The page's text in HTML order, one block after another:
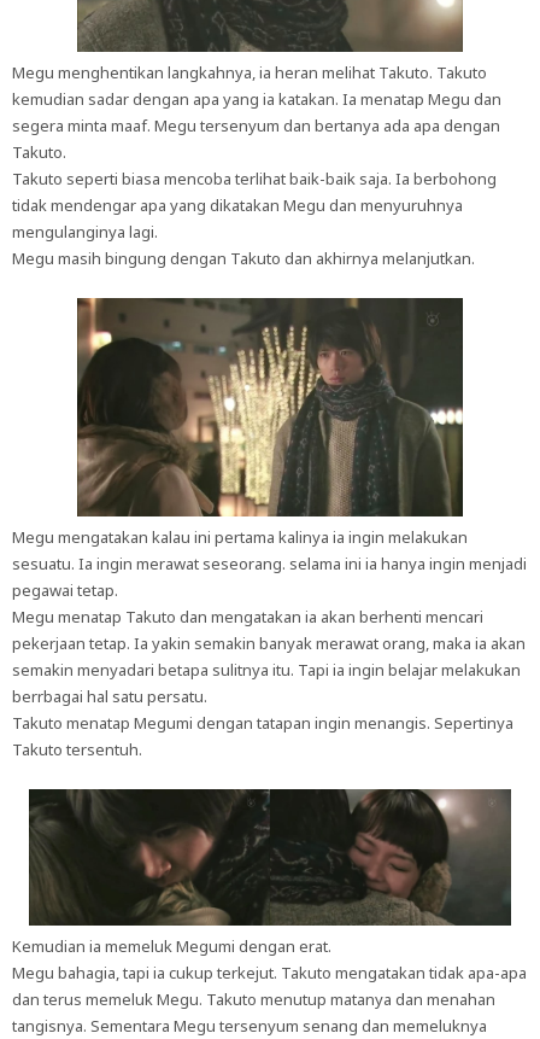
Megu menghentikan langkahnya, ia heran melihat Takuto. Takuto
kemudian sadar dengan apa yang ia katakan. Ia menatap Megu dan
segera minta maaf. Megu tersenyum dan bertanya ada apa dengan
Takuto.
Takuto seperti biasa mencoba terlihat baik-baik saja. Ia berbohong
tidak mendengar apa yang dikatakan Megu dan menyuruhnya
mengulanginya lagi.
Megu masih bingung dengan Takuto dan akhirnya melanjutkan.
Megu mengatakan kalau ini pertama kalinya ia ingin melakukan
sesuatu. Ia ingin merawat seseorang. selama ini ia hanya ingin menjadi
pegawai tetap.
Megu menatap Takuto dan mengatakan ia akan berhenti mencari
pekerjaan tetap. Ia yakin semakin banyak merawat orang, maka ia akan
semakin menyadari betapa sulitnya itu. Tapi ia ingin belajar melakukan
berrbagai hal satu persatu.
Takuto menatap Megumi dengan tatapan ingin menangis. Sepertinya
Takuto tersentuh.
Kemudian ia memeluk Megumi dengan erat.
Megu bahagia, tapi ia cukup terkejut. Takuto mengatakan tidak apa-apa
dan terus memeluk Megu. Takuto menutup matanya dan menahan
tangisnya. Sementara Megu tersenyum senang dan memeluknya